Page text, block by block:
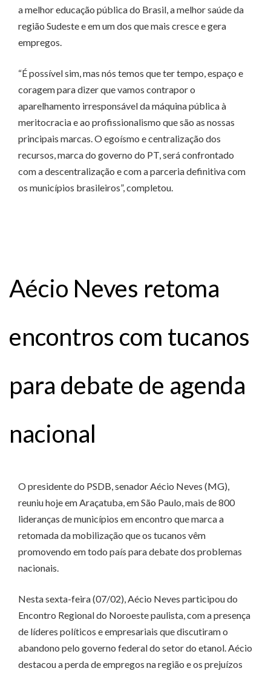
a melhor educação pública do Brasil, a melhor saúde da
região Sudeste e em um dos que mais cresce e gera
empregos.
“É possível sim, mas nós temos que ter tempo, espaço e
coragem para dizer que vamos contrapor o
aparelhamento irresponsável da máquina pública à
meritocracia e ao profissionalismo que são as nossas
principais marcas. O egoísmo e centralização dos
recursos, marca do governo do PT, será confrontado
com a descentralização e com a parceria definitiva com
os municípios brasileiros”, completou.
Aécio Neves retoma
encontros com tucanos
para debate de agenda
nacional
O presidente do PSDB, senador Aécio Neves (MG),
reuniu hoje em Araçatuba, em São Paulo, mais de 800
lideranças de municípios em encontro que marca a
retomada da mobilização que os tucanos vêm
promovendo em todo país para debate dos problemas
nacionais.
Nesta sexta-feira (07/02), Aécio Neves participou do
Encontro Regional do Noroeste paulista, com a presença
de líderes políticos e empresariais que discutiram o
abandono pelo governo federal do setor do etanol. Aécio
destacou a perda de empregos na região e os prejuízos